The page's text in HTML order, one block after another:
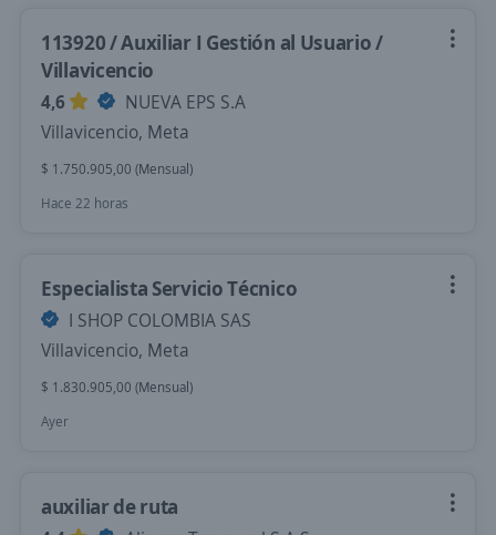
113920 / Auxiliar I Gestión al Usuario /
Villavicencio
4,6
NUEVA EPS S.A
Villavicencio, Meta
$ 1.750.905,00 (Mensual)
Hace 22 horas
Especialista Servicio Técnico
I SHOP COLOMBIA SAS
Villavicencio, Meta
$ 1.830.905,00 (Mensual)
Ayer
auxiliar de ruta